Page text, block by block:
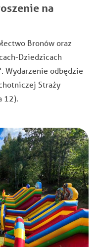
na
Bronów oraz
Dziedzicach
Wydarzenie odbędzie
Straży
12).